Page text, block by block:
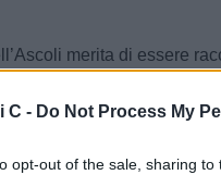
C - Do Not Process My
opt-out of the sale, sharing
merita di essere
diBucchi, capace di
dalla squadra diTomei